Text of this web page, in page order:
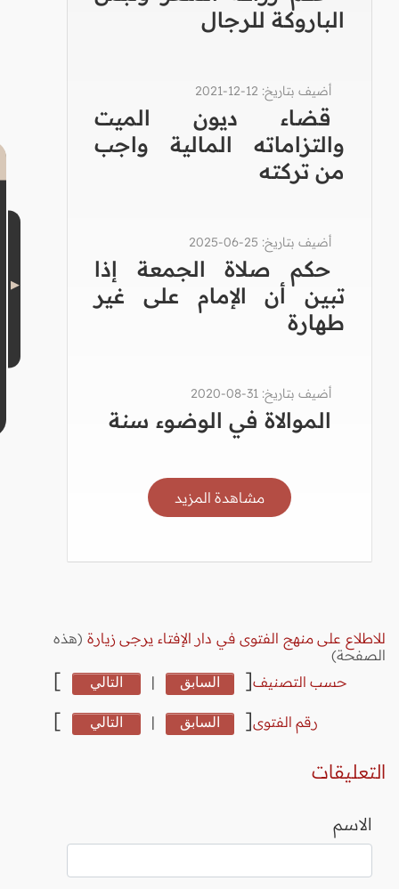
الباروكة للرجال
أضيف بتاريخ: 12-12-2021
قضاء ديون الميت
والتزاماته المالية واجب
من تركته
أضيف بتاريخ: 25-06-2025
حكم صلاة الجمعة إذا
تبين أن الإمام على غير
طهارة
أضيف بتاريخ: 31-08-2020
الموالاة في الوضوء سنة
مشاهدة المزيد
للاطلاع على منهج الفتوى في دار الإفتاء يرجى زيارة (هذه
الصفحة)
حسب التصنيف[ السابق | التالي ]
رقم الفتوى[ السابق | التالي ]
التعليقات
الاسم